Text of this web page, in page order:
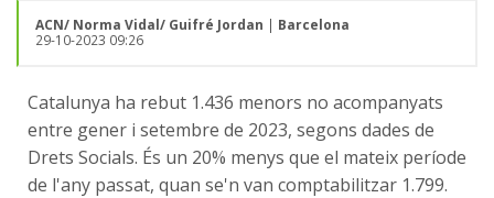
ACN/ Norma Vidal/ Guifré Jordan | Barcelona
29-10-2023 09:26
Catalunya ha rebut 1.436 menors no acompanyats
entre gener i setembre de 2023, segons dades de
Drets Socials. És un 20% menys que el mateix període
de l'any passat, quan se'n van comptabilitzar 1.799.